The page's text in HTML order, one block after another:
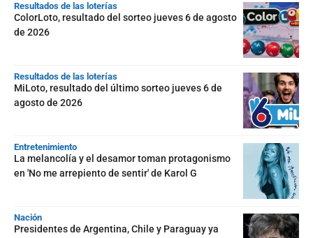
Resultados de las loterías
ColorLoto, resultado del sorteo jueves 6 de agosto
de 2026
Resultados de las loterías
MiLoto, resultado del último sorteo jueves 6 de
agosto de 2026
Entretenimiento
La melancolía y el desamor toman protagonismo
en 'No me arrepiento de sentir' de Karol G
Nación
Presidentes de Argentina, Chile y Paraguay ya